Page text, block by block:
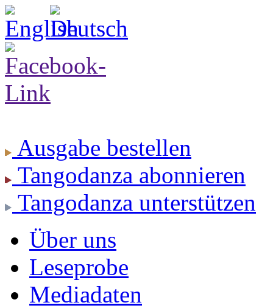
Ausgabe bestellen
Tangodanza abonnieren
Tangodanza unterstützen
Über uns
Leseprobe
Mediadaten